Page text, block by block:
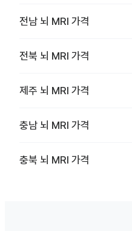
전남 뇌 MRI 가격
전북 뇌 MRI 가격
제주 뇌 MRI 가격
충남 뇌 MRI 가격
충북 뇌 MRI 가격